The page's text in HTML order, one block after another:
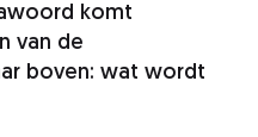
komt
van de
boven: wat wordt